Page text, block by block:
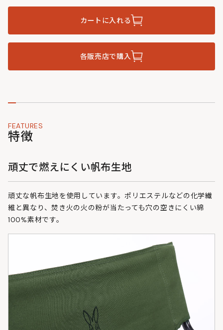
カートに入れる
各販売店で購入
FEATURES
特徴
頑丈で燃えにくい帆布生地
頑丈な帆布生地を使用しています。ポリエステルなどの化学繊
維と異なり、焚き火の火の粉が当たっても穴の空きにくい綿
100%素材です。